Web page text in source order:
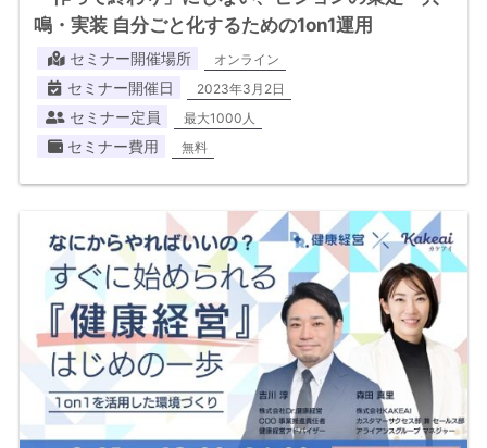
鳴・実装 自分ごと化するための1on1運用
セミナー開催場所 オンライン
セミナー開催日 2023年3月2日
セミナー定員 最大1000人
セミナー費用 無料